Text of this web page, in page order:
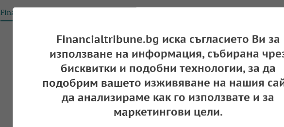
Financial Tribune
Financialtribune.bg иска съгласието Ви за
използване на информация, събирана
бисквитки и подобни технологии, за да
подобрим вашето изживяване на нашия
да анализираме как го използвате и за
маркетингови цели.